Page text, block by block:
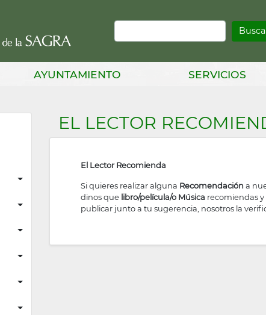
Buscar
AYUNTAMIENTO SERVICIOS
EL LECTOR
El Lector Recomienda
Si quieres realizar alguna Recomendación a
dinos que libro/película/o Música recomiendas
publicar junto a tu sugerencia, nosotros la